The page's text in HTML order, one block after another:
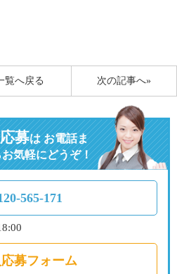
次の記事へ»
覧へ戻る
募はお電話ま
気軽にどうぞ！
565-171
募フォーム